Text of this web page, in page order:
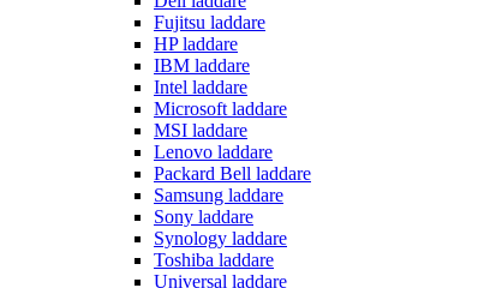
Fujitsu laddare
HP laddare
IBM laddare
Intel laddare
Microsoft laddare
MSI laddare
Lenovo laddare
Packard Bell laddare
Samsung laddare
Sony laddare
Synology laddare
Toshiba laddare
Universal laddare